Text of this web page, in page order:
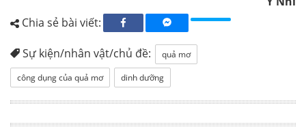
Chia sẻ bài viết:
Sự kiện/nhân vật/chủ đề:
quả mơ
công dụng của quả mơ
dinh dưỡng